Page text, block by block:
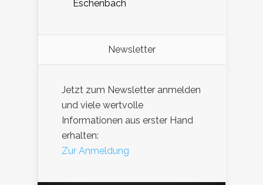
Eschenbach
Newsletter
Jetzt zum Newsletter anmelden
und viele wertvolle
Informationen aus erster Hand
erhalten:
Zur Anmeldung